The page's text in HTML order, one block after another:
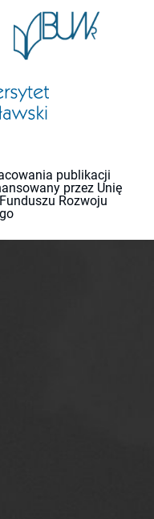
publikacji
przez Unię
Rozwoju